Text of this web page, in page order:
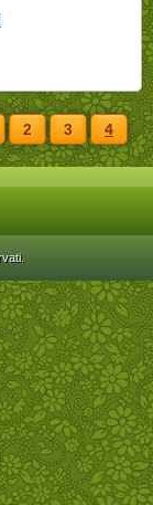
2 3 4